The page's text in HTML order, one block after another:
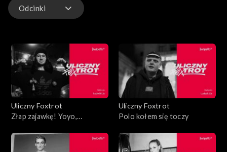
Odcinki
Uliczny Foxtrot
Złap zajawkę! Yoyo,
Uliczny Foxtrot
Polo kołem się toczy